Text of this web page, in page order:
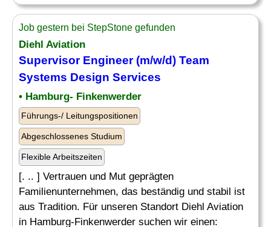
Job gestern bei StepStone gefunden
Diehl Aviation
Supervisor Engineer (m/w/d) Team
Systems Design Services
• Hamburg- Finkenwerder
Führungs-/ Leitungspositionen
Abgeschlossenes Studium
Flexible Arbeitszeiten
[. .. ] Vertrauen und Mut geprägten
Familienunternehmen, das beständig und stabil ist
aus Tradition. Für unseren Standort Diehl Aviation
in Hamburg-Finkenwerder suchen wir einen: